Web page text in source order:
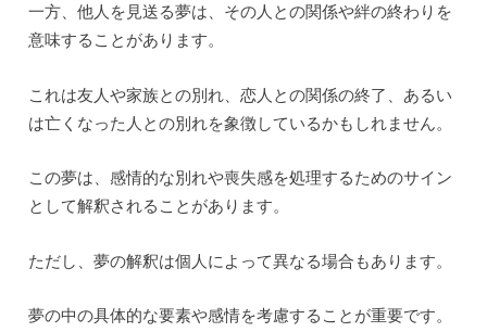
一方、他人を見送る夢は、その人との関係や絆の終わりを
意味することがあります。
これは友人や家族との別れ、恋人との関係の終了、あるい
は亡くなった人との別れを象徴しているかもしれません。
この夢は、感情的な別れや喪失感を処理するためのサイン
として解釈されることがあります。
ただし、夢の解釈は個人によって異なる場合もあります。
夢の中の具体的な要素や感情を考慮することが重要です。